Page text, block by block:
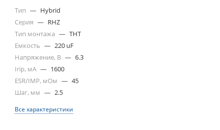
Тип — Hybrid
Серия — RHZ
Тип монтажа — THT
Емкость — 220 uF
Напряжение, В — 6.3
Irip, мА — 1600
ESR/IMP, мОм — 45
Шаг, мм — 2.5
Все характеристики